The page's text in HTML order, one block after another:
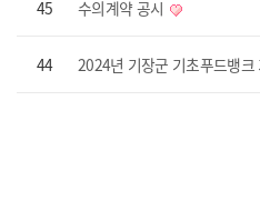
45 수의계약 공시
44 2024년 기장군 기초푸드뱅